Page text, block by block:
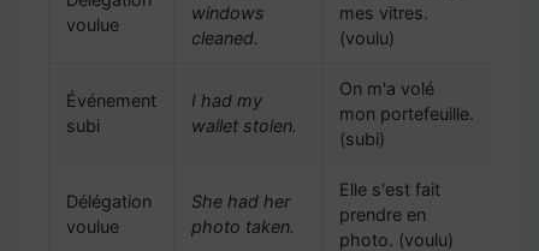
voulue
windows
cleaned.
mes vitres.
(voulu)
Événement
subi
I had my
wallet stolen.
On m'a volé
mon portefeuille.
(subi)
Délégation
voulue
She had her
photo taken.
Elle s'est fait
prendre en
photo. (voulu)